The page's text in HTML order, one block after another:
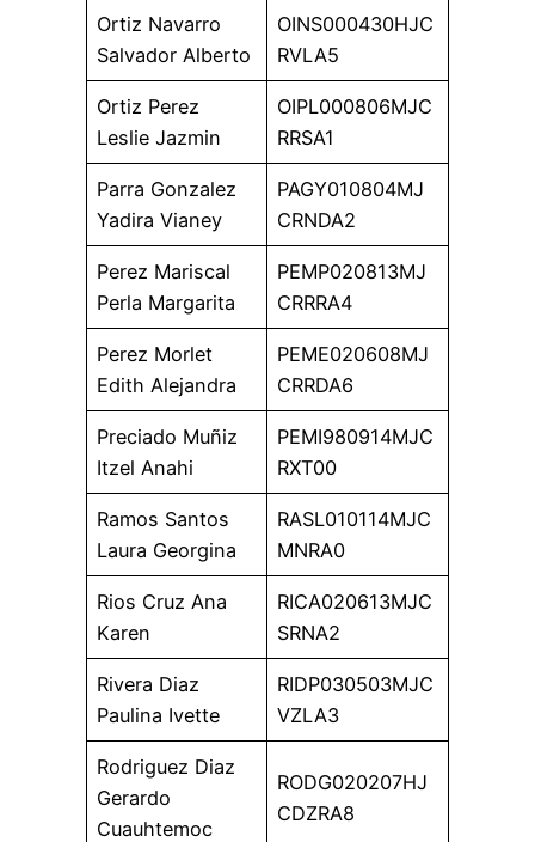
Ortiz Navarro
Salvador Alberto
OINS000430HJC
RVLA5
Ortiz Perez
Leslie Jazmin
OIPL000806MJC
RRSA1
Parra Gonzalez
Yadira Vianey
PAGY010804MJ
CRNDA2
Perez Mariscal
Perla Margarita
PEMP020813MJ
CRRRA4
Perez Morlet
Edith Alejandra
PEME020608MJ
CRRDA6
Preciado Muñiz
Itzel Anahi
PEMI980914MJC
RXT00
Ramos Santos
Laura Georgina
RASL010114MJC
MNRA0
Rios Cruz Ana
Karen
RICA020613MJC
SRNA2
Rivera Diaz
Paulina Ivette
RIDP030503MJC
VZLA3
Rodriguez Diaz
Gerardo
Cuauhtemoc
RODG020207HJ
CDZRA8